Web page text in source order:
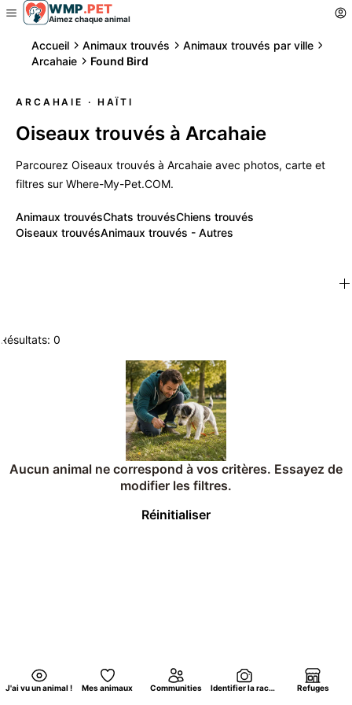
WMP.PET
Aimez chaque animal
Accueil Animaux trouvés
Animaux trouvés par ville
Arcahaie
Found Bird
ARCAHAIE · HAÏTI
Oiseaux trouvés à Arcahaie
Parcourez Oiseaux trouvés à Arcahaie avec photos, carte et
filtres sur Where-My-Pet.COM.
Animaux trouvésChats trouvésChiens trouvés
Oiseaux trouvésAnimaux trouvés - Autres
Résultats: 0
Aucun animal ne correspond à vos critères. Essayez de
modifier les filtres.
Réinitialiser
J'ai vu un animal ! Mes animaux Communities Identifier la race d'un chat par photo Refuges